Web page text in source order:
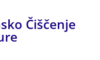
Čiščenje